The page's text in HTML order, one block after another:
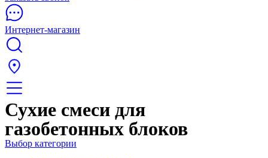
Интернет-магазин
Сухие смеси для
газобетонных блоков
Выбор категории